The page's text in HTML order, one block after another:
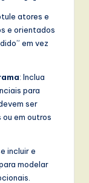
atores e
e orientados
em vez
: Inclua
para
ser
em outros
incluire
modelar